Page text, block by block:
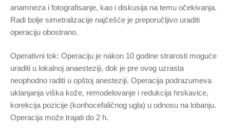
anamneza i fotografisanje, kao i diskusija na temu očekivanja.
Radi bolje simetralizacije najčešće je preporučljivo uraditi
operaciju obostrano.
Operativni tok: Operaciju je nakon 10 godine strarosti moguće
uraditi u lokalnoj anaesteziji, dok je pre ovog uzrasta
neophodno raditi u opštoj anesteziji. Operacija podrazumeva
uklanjanja viška kože, remodelovanje i redukcija hrskavice,
korekcija pozicije (konhocefaličnog ugla) u odnosu na lobanju.
Operacija može trajati do 2 h.